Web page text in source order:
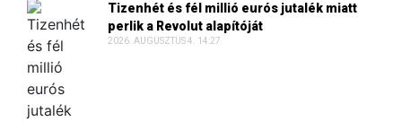
Tizenhét és fél millió eurós jutalék miatt
perlik a Revolut alapítóját
2026. AUGUSZTUS 4. 14:27